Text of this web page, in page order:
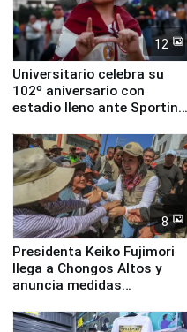
12
Universitario celebra su
102º aniversario con
estadio lleno ante Sporting
8
Presidenta Keiko Fujimori
llega a Chongos Altos y
anuncia medidas
educación, salud y empleo